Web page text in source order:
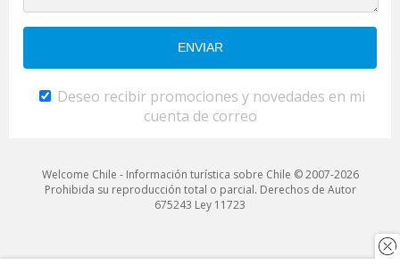
Deseo recibir promociones y novedades en mi
cuenta de correo
Welcome Chile - Información turística sobre Chile © 2007-2026
Prohibida su reproducción total o parcial. Derechos de Autor
675243 Ley 11723